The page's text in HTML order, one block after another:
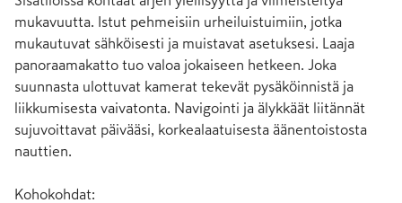
mukavuutta. Istut pehmeisiin urheiluistuimiin, jotka
mukautuvat sähköisesti ja muistavat asetuksesi. Laaja
panoraamakatto tuo valoa jokaiseen hetkeen. Joka
suunnasta ulottuvat kamerat tekevät pysäköinnistä ja
liikkumisesta vaivatonta. Navigointi ja älykkäät liitännät
sujuvoittavat päivääsi, korkealaatuisesta äänentoistosta
nauttien.
Kohokohdat: